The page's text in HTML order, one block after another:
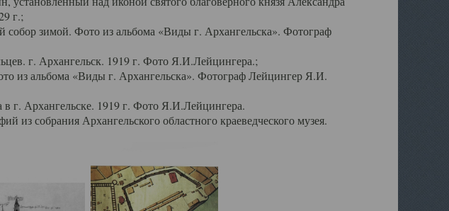
г.;
зимой. Фото из альбома «Виды г. Архангельска». Фотограф
г. Архангельск. 1919 г. Фото Я.И.Лейцингера.;
из альбома «Виды г. Архангельска». Фотограф Лейцингер Я.И.
г. Архангельске. 1919 г. Фото Я.И.Лейцингера.
из собрания Архангельского областного краеведческого музея.